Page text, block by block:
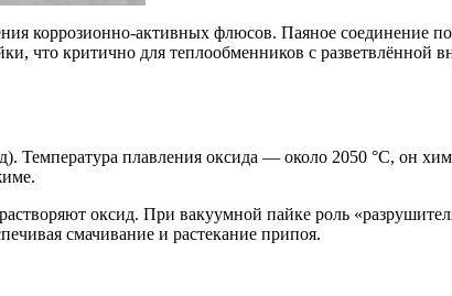
коррозионно-активных флюсов. Паяное соединение
что критично для теплообменников с разветвлённой
плавления оксида — около 2050 °C, он
оксид. При вакуумной пайке роль
смачивание и растекание припоя.